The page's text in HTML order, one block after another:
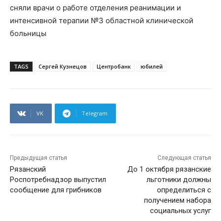
сняли врачи о работе отделения реанимации и
интенсивной терапии №3 областной клинической
больницы
TAGS Сергей Кузнецов Центробанк юбилей
VK Telegram
Предыдущая статья
Рязанский
Роспотребнадзор выпустил
сообщение для грибников
Следующая статья
До 1 октября рязанские
льготники должны
определиться с
получением набора
социальных услуг